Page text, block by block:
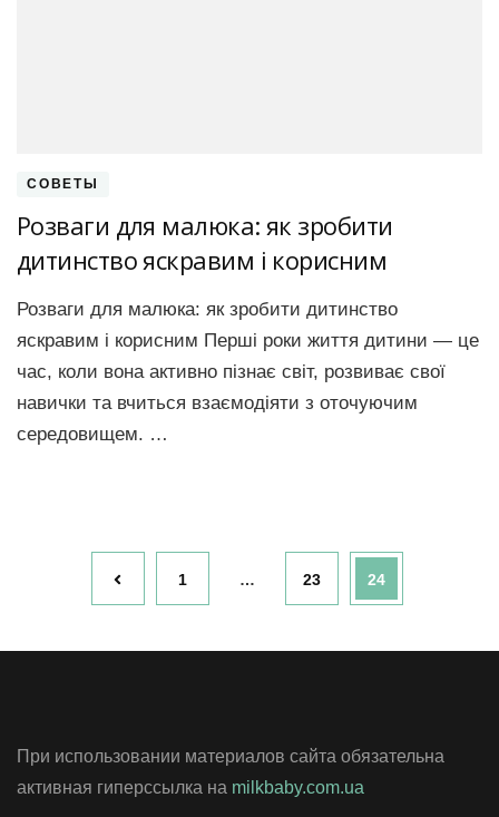
СОВЕТЫ
Розваги для малюка: як зробити
дитинство яскравим і корисним
Розваги для малюка: як зробити дитинство
яскравим і корисним Перші роки життя дитини — це
час, коли вона активно пізнає світ, розвиває свої
навички та вчиться взаємодіяти з оточуючим
середовищем. …
Навигация
Страница
1 … Страница
23 Страница
24
При использовании материалов сайта обязательна
активная гиперссылка на milkbaby.com.ua